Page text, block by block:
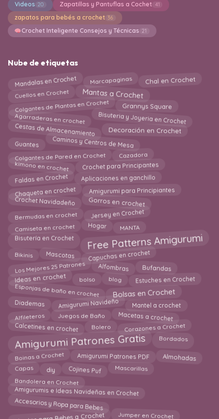
Videos 20 Zapatillas y Pantuflas a Cochet 41
zapatos para bebés a crochet 36
Crochet Inteligente Consejos y Técnicas 21
Nube de etiquetas
Mandalas en Crochet Marcapaginas Chal en Crochet
Cuellos en Crochet Mantas a Crochet
Colgantes de Plantas en Crochet Grannys Square
Agarraderas en crochet Bisuteria y Joyeria en Crochet
Cestas de Almacenamiento Decoración en Crochet
Guantes Caminos y Centros de Mesa
Colgantes de Pared en Crochet Cazadora
kimono en crochet Crochet para Principantes
Faldas en Crochet Aplicaciones en ganchillo
Chaqueta en crochet Amigurumi para Principiantes
Crochet Navidadeño Gorros en crochet
Bermudas en crochet Jersey en Crochet
Camiseta en crochet Hogar MANTA
Bisutería en Crochet Free Patterns Amigurumi
Bikinis Mascotas Capuchas en crochet
Los Mejores 25 Patrones Alfombras Bufandas
Ideas en crochet bolso blog Estuches en Crochet
Esponjas de baño en crochet Bolsas en Crochet
Diademas Amigurumi Navideño Mantel a crochet
Alfileteros Juegos de Baño Macetas a crochet
Calcetines en crochet Bolero Corazones a Crochet
Amigurumi Patrones Gratis Bordados
Boinas a Crochet Amigurumi Patrones PDF Almohadas
Capas diy Cojines Puf Mascarillas
Bandolera en Crochet
Amigurumis e Ideas Navideñas en Crochet
Accesorios y Ropa para Bebes
Mantas para Bebes a Crochet Jumper en Crochet